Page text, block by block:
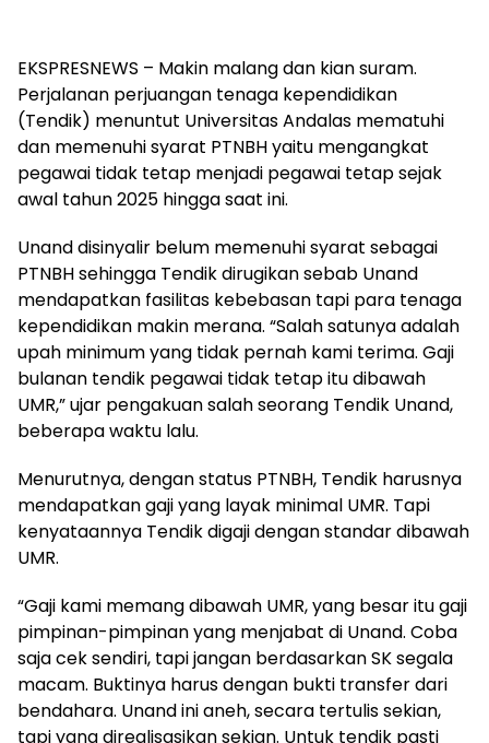
EKSPRESNEWS – Makin malang dan kian suram.
Perjalanan perjuangan tenaga kependidikan
(Tendik) menuntut Universitas Andalas mematuhi
dan memenuhi syarat PTNBH yaitu mengangkat
pegawai tidak tetap menjadi pegawai tetap sejak
awal tahun 2025 hingga saat ini.
Unand disinyalir belum memenuhi syarat sebagai
PTNBH sehingga Tendik dirugikan sebab Unand
mendapatkan fasilitas kebebasan tapi para tenaga
kependidikan makin merana. “Salah satunya adalah
upah minimum yang tidak pernah kami terima. Gaji
bulanan tendik pegawai tidak tetap itu dibawah
UMR,” ujar pengakuan salah seorang Tendik Unand,
beberapa waktu lalu.
Menurutnya, dengan status PTNBH, Tendik harusnya
mendapatkan gaji yang layak minimal UMR. Tapi
kenyataannya Tendik digaji dengan standar dibawah
UMR.
“Gaji kami memang dibawah UMR, yang besar itu gaji
pimpinan-pimpinan yang menjabat di Unand. Coba
saja cek sendiri, tapi jangan berdasarkan SK segala
macam. Buktinya harus dengan bukti transfer dari
bendahara. Unand ini aneh, secara tertulis sekian,
tapi yang direalisasikan sekian. Untuk tendik pasti